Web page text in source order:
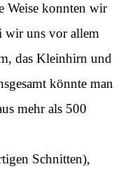
Weise konnten wir
wir uns vor allem
das Kleinhirn und
könnte man
mehr als 500
Schnitten),